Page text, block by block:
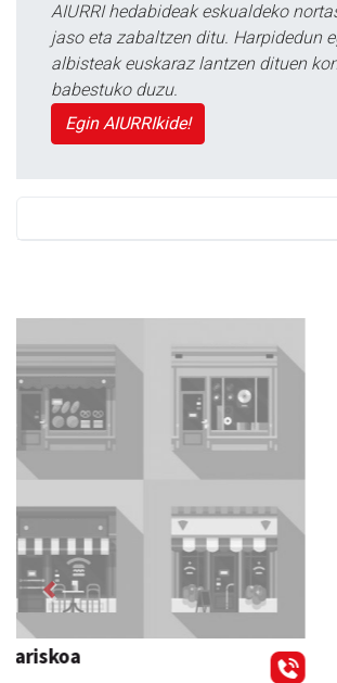
AIURRI hedabideak eskualdeko
jaso eta zabaltzen ditu. Harpidedun
albisteak euskaraz lantzen dituen
babestuko duzu.
Egin AIURRIkide!
Zubimusu Ikastola
Zizurkil - Hezkuntza
Previous